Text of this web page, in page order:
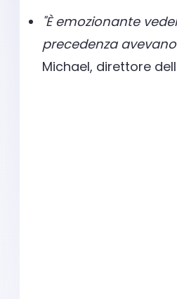
"È emozionante
precedenza
Michael, direttore